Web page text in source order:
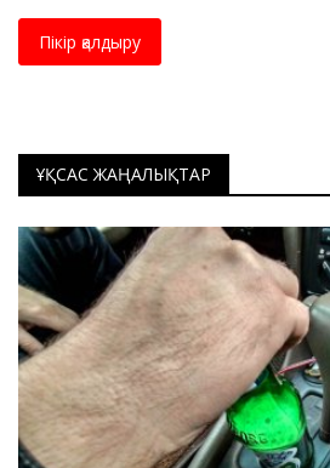
Пікір қалдыру
ҰҚСАС ЖАҢАЛЫҚТАР